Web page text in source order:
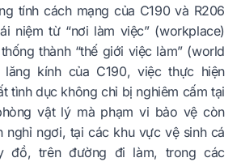
tính cách mạng của C190 và R206
niệm từ “nơi làm việc” (workplace)
thành “thế giới việc làm” (world
kính của C190, việc thực hiện
tình dục không chỉ bị nghiêm cấm tại
vật lý mà phạm vi bảo vệ còn
nghỉ ngơi, tại các khu vực vệ sinh cá
đồ, trên đường đi làm, trong các